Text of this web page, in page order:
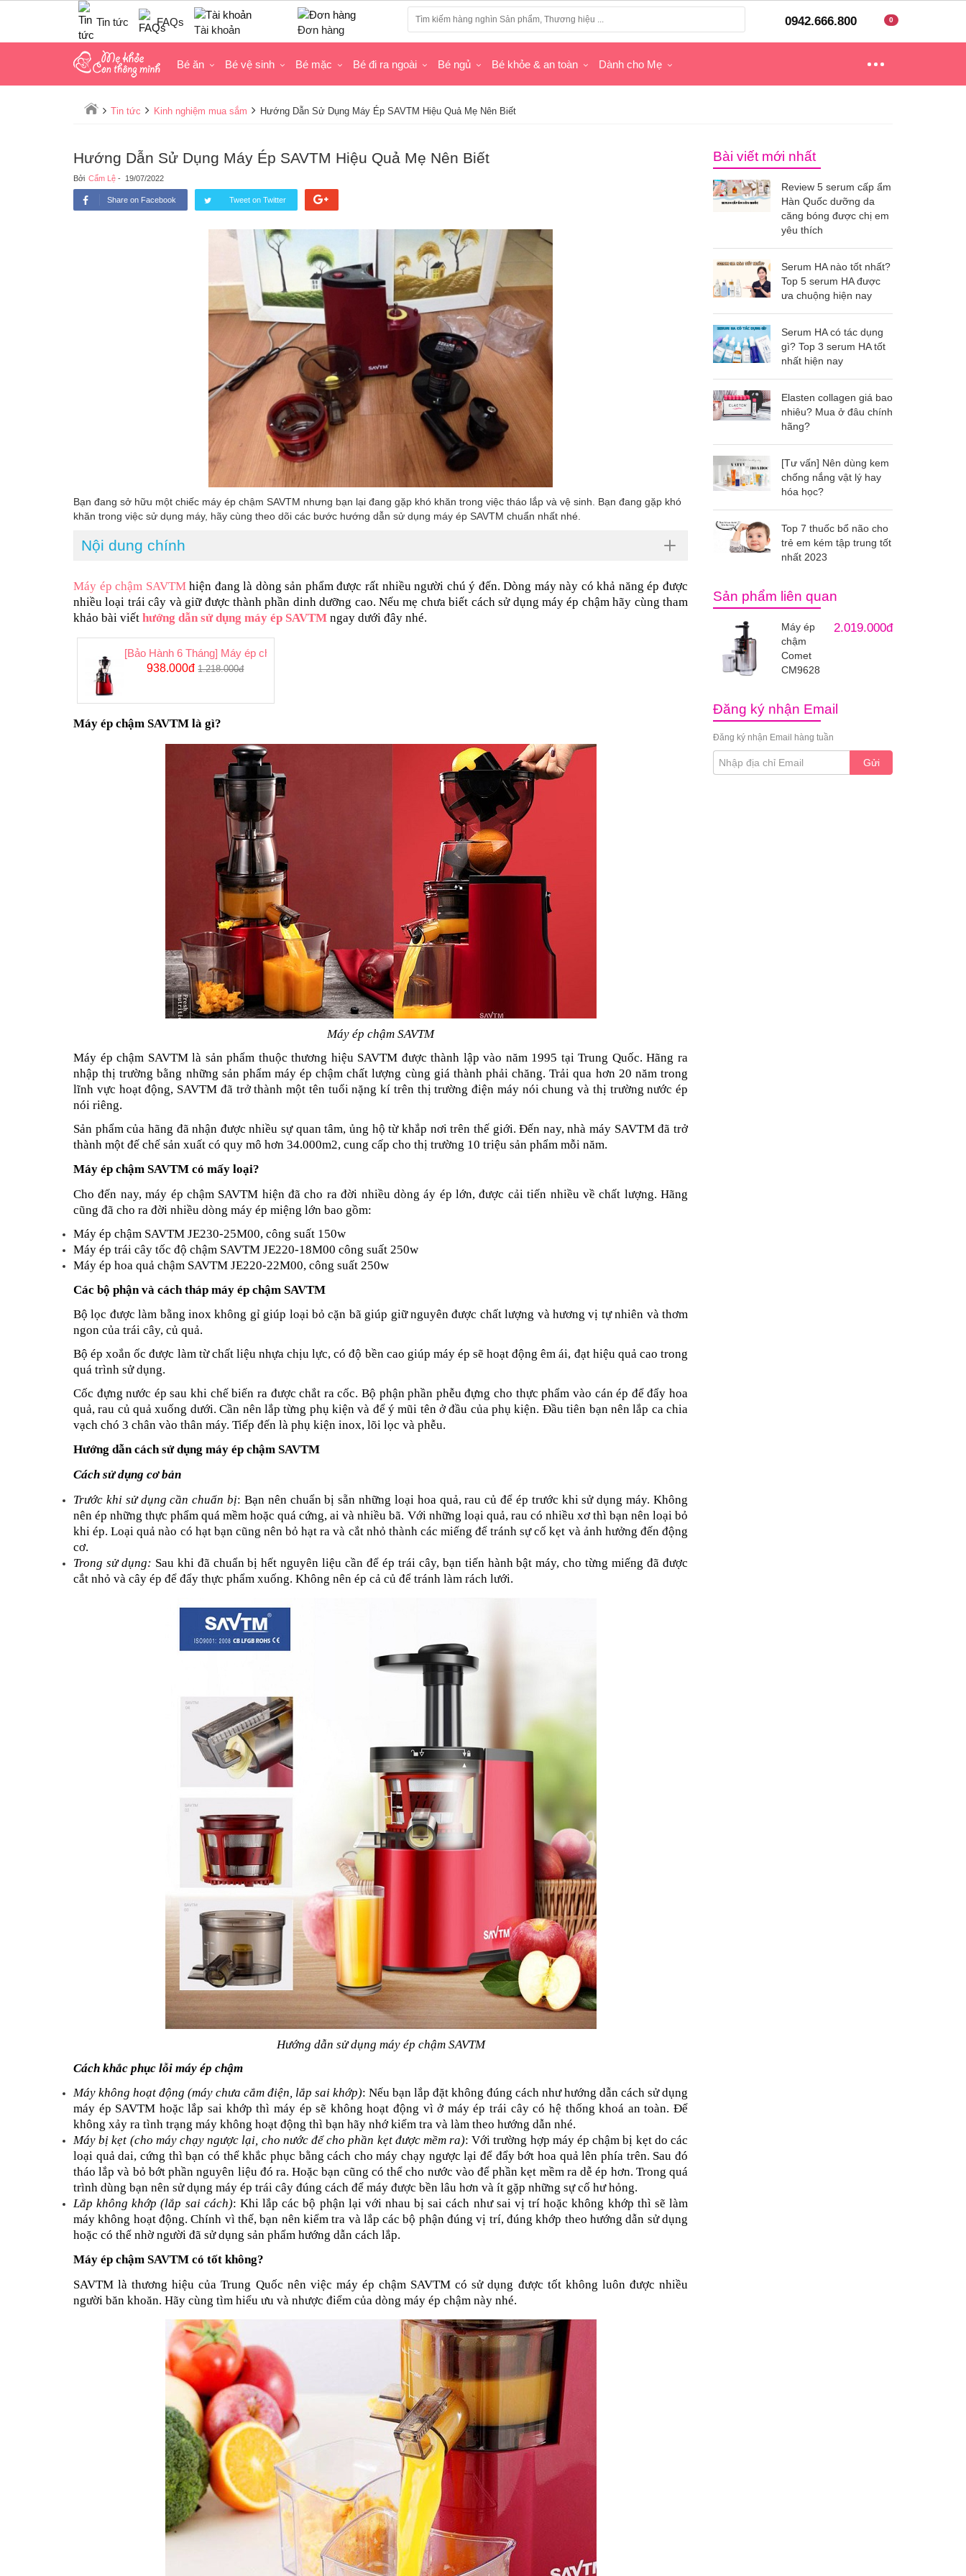
Tin tức FAQs
Tài khoản Đơn hàng
0942.666.800 0
Bé ăn Bé vệ sinh Bé mặc Bé đi ra ngoài Bé ngủ Bé khỏe & an toàn Dành cho Mẹ
Tin tức Kinh nghiệm mua sắm Hướng Dẫn Sử Dụng Máy Ép SAVTM Hiệu Quả Mẹ Nên Biết
Hướng Dẫn Sử Dụng Máy Ép SAVTM Hiệu Quả Mẹ Nên Biết
Bởi Cẩm Lệ - 19/07/2022
Share on Facebook Tweet on Twitter
Bạn đang sở hữu một chiếc máy ép chậm SAVTM nhưng bạn lại đang gặp khó khăn trong việc tháo lắp và vệ sinh. Bạn đang gặp khó
khăn trong việc sử dụng máy, hãy cùng theo dõi các bước hướng dẫn sử dụng máy ép SAVTM chuẩn nhất nhé.
Nội dung chính
Máy ép chậm SAVTM hiện đang là dòng sản phẩm được rất nhiều người chú ý đến. Dòng máy này có khả năng ép được
nhiều loại trái cây và giữ được thành phần dinh dưỡng cao. Nếu mẹ chưa biết cách sử dụng máy ép chậm hãy cùng tham
khảo bài viết hướng dẫn sử dụng máy ép SAVTM ngay dưới đây nhé.
[Bảo Hành 6 Tháng] Máy ép chậm công nghiệp SAVTM JE35
938.000đ1.218.000đ
Máy ép chậm SAVTM là gì?
Máy ép chậm SAVTM
Máy ép chậm SAVTM là sản phẩm thuộc thương hiệu SAVTM được thành lập vào năm 1995 tại Trung Quốc. Hãng ra
nhập thị trường bằng những sản phẩm máy ép chậm chất lượng cùng giá thành phải chăng. Trải qua hơn 20 năm trong
lĩnh vực hoạt động, SAVTM đã trở thành một tên tuổi nặng kí trên thị trường điện máy nói chung và thị trường nước ép
nói riêng.
Sản phẩm của hãng đã nhận được nhiều sự quan tâm, ủng hộ từ khắp nơi trên thế giới. Đến nay, nhà máy SAVTM đã trở
thành một đế chế sản xuất có quy mô hơn 34.000m2, cung cấp cho thị trường 10 triệu sản phẩm mỗi năm.
Máy ép chậm SAVTM có mấy loại?
Cho đến nay, máy ép chậm SAVTM hiện đã cho ra đời nhiều dòng áy ép lớn, được cải tiến nhiều về chất lượng. Hãng
cũng đã cho ra đời nhiều dòng máy ép miệng lớn bao gồm:
Máy ép chậm SAVTM JE230-25M00, công suất 150w
Máy ép trái cây tốc độ chậm SAVTM JE220-18M00 công suất 250w
Máy ép hoa quả chậm SAVTM JE220-22M00, công suất 250w
Các bộ phận và cách tháp máy ép chậm SAVTM
Bộ lọc được làm bằng inox không gỉ giúp loại bỏ cặn bã giúp giữ nguyên được chất lượng và hương vị tự nhiên và thơm
ngon của trái cây, củ quả.
Bộ ép xoắn ốc được làm từ chất liệu nhựa chịu lực, có độ bền cao giúp máy ép sẽ hoạt động êm ái, đạt hiệu quả cao trong
quá trình sử dụng.
Cốc đựng nước ép sau khi chế biến ra được chắt ra cốc. Bộ phận phần phễu đựng cho thực phẩm vào cán ép để đẩy hoa
quả, rau củ quả xuống dưới. Cần nên lắp từng phụ kiện và để ý mũi tên ở đầu của phụ kiện. Đầu tiên bạn nên lắp ca chia
vạch chó 3 chân vào thân máy. Tiếp đến là phụ kiện inox, lõi lọc và phễu.
Hướng dẫn cách sử dụng máy ép chậm SAVTM
Cách sử dụng cơ bản
Trước khi sử dụng cần chuẩn bị: Bạn nên chuẩn bị sẵn những loại hoa quả, rau củ để ép trước khi sử dụng máy. Không
nên ép những thực phẩm quá mềm hoặc quá cứng, ai và nhiều bã. Với những loại quả, rau có nhiều xơ thì bạn nên loại bỏ
khi ép. Loại quả nào có hạt bạn cũng nên bỏ hạt ra và cắt nhỏ thành các miếng để tránh sự cố kẹt và ảnh hưởng đến động
cơ.
Trong sử dụng: Sau khi đã chuẩn bị hết nguyên liệu cần để ép trái cây, bạn tiến hành bật máy, cho từng miếng đã được
cắt nhỏ và cây ép để đẩy thực phẩm xuống. Không nên ép cả củ để tránh làm rách lưới.
Hướng dẫn sử dụng máy ép chậm SAVTM
Cách khắc phục lỗi máy ép chậm
Máy không hoạt động (máy chưa cắm điện, lắp sai khớp): Nếu bạn lắp đặt không đúng cách như hướng dẫn cách sử dụng
máy ép SAVTM hoặc lắp sai khớp thì máy ép sẽ không hoạt động vì ở máy ép trái cây có hệ thống khoá an toàn. Để
không xảy ra tình trạng máy không hoạt động thì bạn hãy nhớ kiểm tra và làm theo hướng dẫn nhé.
Máy bị kẹt (cho máy chạy ngược lại, cho nước để cho phần kẹt được mềm ra): Với trường hợp máy ép chậm bị kẹt do các
loại quả dai, cứng thì bạn có thể khắc phục bằng cách cho máy chạy ngược lại để đẩy bớt hoa quả lên phía trên. Sau đó
tháo lắp và bỏ bớt phần nguyên liệu đó ra. Hoặc bạn cũng có thể cho nước vào để phần kẹt mềm ra dễ ép hơn. Trong quá
trình dùng bạn nên sử dụng máy ép trái cây đúng cách để máy được bền lâu hơn và ít gặp những sự cố hư hỏng.
Lắp không khớp (lắp sai cách): Khi lắp các bộ phận lại với nhau bị sai cách như sai vị trí hoặc không khớp thì sẽ làm
máy không hoạt động. Chính vì thế, bạn nên kiểm tra và lắp các bộ phận đúng vị trí, đúng khớp theo hướng dẫn sử dụng
hoặc có thể nhờ người đã sử dụng sản phẩm hướng dẫn cách lắp.
Máy ép chậm SAVTM có tốt không?
SAVTM là thương hiệu của Trung Quốc nên việc máy ép chậm SAVTM có sử dụng được tốt không luôn được nhiều
người băn khoăn. Hãy cùng tìm hiểu ưu và nhược điểm của dòng máy ép chậm này nhé.
Bài viết mới nhất
Review 5 serum cấp ẩm
Hàn Quốc dưỡng da
căng bóng được chị em
yêu thích
Serum HA nào tốt nhất?
Top 5 serum HA được
ưa chuộng hiện nay
Serum HA có tác dụng
gì? Top 3 serum HA tốt
nhất hiện nay
Elasten collagen giá bao
nhiêu? Mua ở đâu chính
hãng?
[Tư vấn] Nên dùng kem
chống nắng vật lý hay
hóa học?
Top 7 thuốc bổ não cho
trẻ em kém tập trung tốt
nhất 2023
Sản phẩm liên quan
Máy ép
chậm
Comet
CM9628
2.019.000đ
Đăng ký nhận Email
Đăng ký nhận Email hàng tuần
Gửi